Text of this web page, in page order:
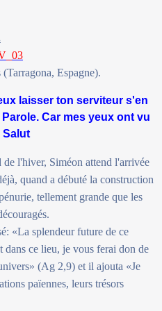
Espagne).
laisser ton serviteur s'en
Car mes yeux ont vu
Salut
l'hiver, Siméon attend l'arrivée
quand a débuté la construction
tellement grande que les
«La splendeur future de ce
dans ce lieu, je vous ferai don de
(Ag 2,9) et il ajouta «Je
païennes, leurs trésors